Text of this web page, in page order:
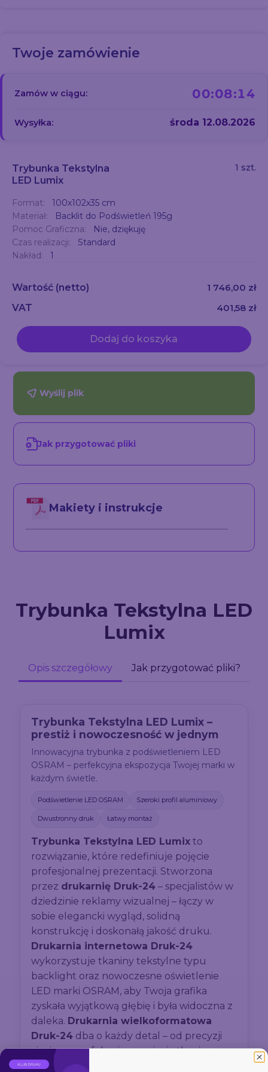
Twoje zamówienie
Zamów w ciągu: 00:08:13
Wysyłka: środa 12.08.2026
Trybunka Tekstylna
LED Lumix
1 szt.
Format:
100x102x35 cm
Materiał:
Backlit do Podświetleń 195g
Pomoc Graficzna:
Nie, dziękuję
Czas realizacji:
Standard
Nakład:
1
Wartość (netto)
1 746,00 zł
VAT
401,58 zł
Dodaj do koszyka
Wyślij plik
Jak przygotować pliki
Makiety i instrukcje
Trybunka Tekstylna LED
Lumix
Opis szczegółowy Jak przygotować pliki?
Trybunka Tekstylna LED Lumix –
prestiż i nowoczesność w jednym
Innowacyjna trybunka z podświetleniem LED
OSRAM – perfekcyjna ekspozycja Twojej marki w
każdym świetle.
Podświetlenie LED OSRAM Szeroki profil aluminiowy
Dwustronny druk Łatwy montaż
Trybunka Tekstylna LED Lumix to
rozwiązanie, które redefiniuje pojęcie
profesjonalnej prezentacji. Stworzona
przez drukarnię Druk-24 – specjalistów w
dziedzinie reklamy wizualnej – łączy w
sobie elegancki wygląd, solidną
konstrukcję i doskonałą jakość druku.
Drukarnia internetowa Druk-24
wykorzystuje tkaniny tekstylne typu
backlight oraz nowoczesne oświetlenie
LED marki OSRAM, aby Twoja grafika
zyskała wyjątkową głębię i była widoczna z
daleka. Drukarnia wielkoformatowa
Druk-24 dba o każdy detal – od precyzji
cięcia po perfekcyjne napięcie tkaniny,
dzięki czemu trybunka LED Lumix